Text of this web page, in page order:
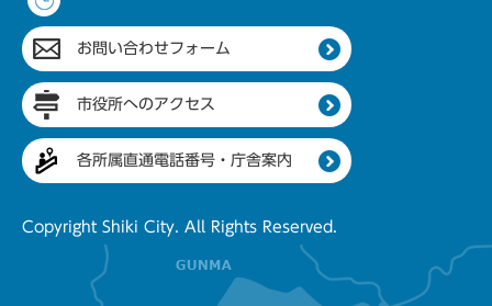
お問い合わせフォーム
市役所へのアクセス
各所属直通電話番号・庁舎案内
Copyright Shiki City. All Rights Reserved.